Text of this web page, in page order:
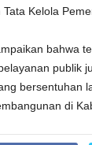
Kelola
bahwa
publik
bersentuhan
di